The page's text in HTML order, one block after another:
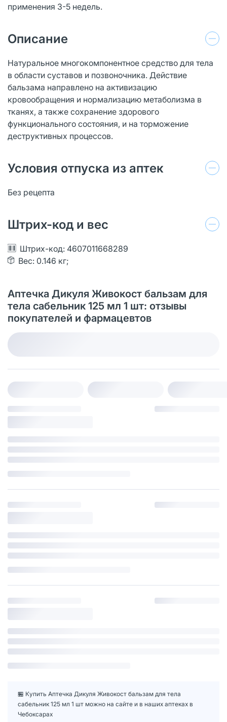
применения 3-5 недель.
Описание
Натуральное многокомпонентное средство для тела
в области суставов и позвоночника. Действие
бальзама направлено на активизацию
кровообращения и нормализацию метаболизма в
тканях, а также сохранение здорового
функционального состояния, и на торможение
деструктивных процессов.
Условия отпуска из аптек
Без рецепта
Штрих-код и вес
Штрих-код: 4607011668289
Вес: 0.146 кг;
Аптечка Дикуля Живокост бальзам для
тела сабельник 125 мл 1 шт: отзывы
покупателей и фармацевтов
🏪 Купить Аптечка Дикуля Живокост бальзам для тела
сабельник 125 мл 1 шт можно на сайте и в наших аптеках в
Чебоксарах